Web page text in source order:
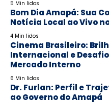
5 Min lidos
Bom Dia Amapá: Sua
Notícia Local ao Vivo no
4 Min lidos
Cinema Brasileiro:
Internacional e
Mercado Interno
6 Min lidos
Dr. Furlan: Perfil e
ao Governo do Amapá